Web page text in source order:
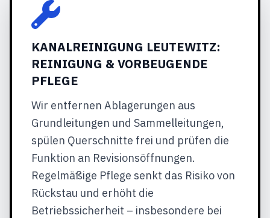
KANALREINIGUNG LEUTEWITZ:
REINIGUNG & VORBEUGENDE
PFLEGE
Wir entfernen Ablagerungen aus
Grundleitungen und Sammelleitungen,
spülen Querschnitte frei und prüfen die
Funktion an Revisionsöffnungen.
Regelmäßige Pflege senkt das Risiko von
Rückstau und erhöht die
Betriebssicherheit – insbesondere bei